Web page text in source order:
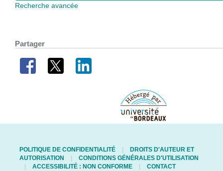
Recherche avancée
Partager
POLITIQUE DE CONFIDENTIALITÉ
DROITS D'AUTEUR ET
AUTORISATION
CONDITIONS GÉNÉRALES D'UTILISATION
ACCESSIBILITÉ : NON CONFORME
CONTACT